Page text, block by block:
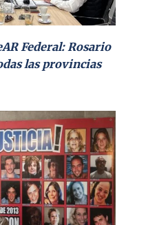
Federal: Rosario
las provincias